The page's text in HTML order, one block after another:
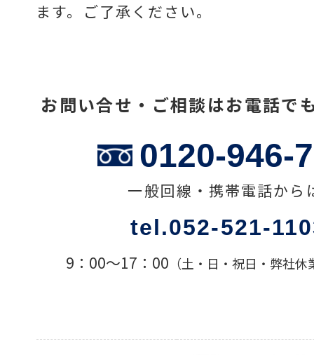
色々な計測器
レベル・勾配測定
オプション
ます。ご了承ください。
お問い合せ・ご相談はお電話で
0120-946-
一般回線・携帯電話から
tel.052-521-
9：00〜17：00 （土・日・祝日・弊社